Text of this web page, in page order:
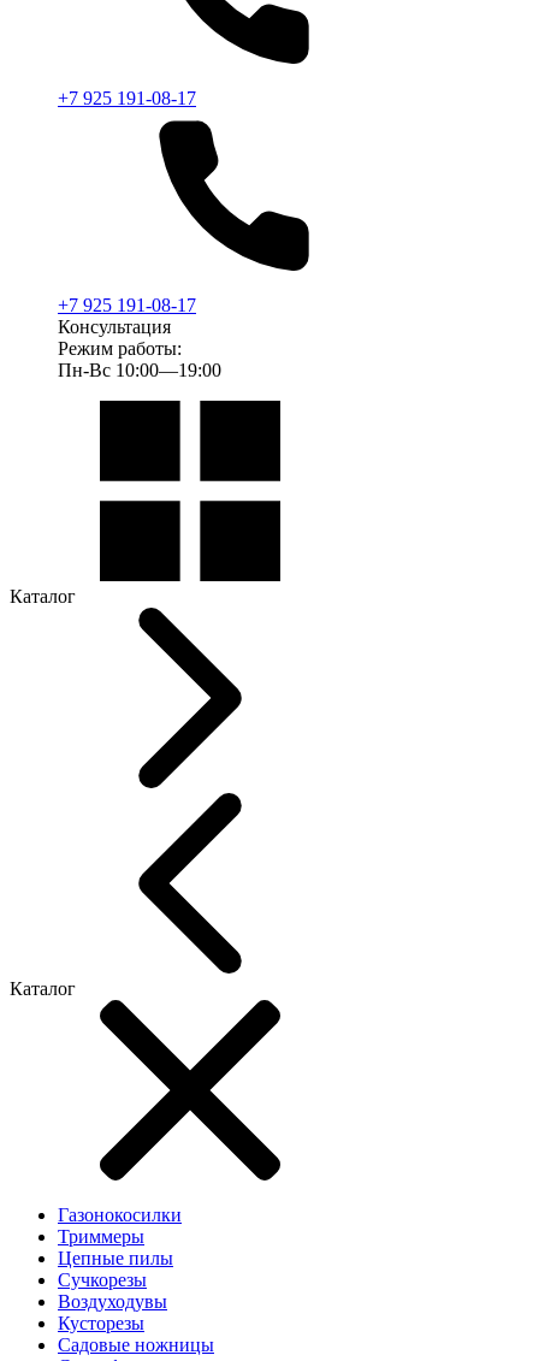
+7 925 191-08-17
+7 925 191-08-17
Консультация
Режим работы:
Пн-Вс 10:00—19:00
Каталог
Каталог
Газонокосилки
Триммеры
Цепные пилы
Cучкорезы
Воздуходувы
Кусторезы
Садовые ножницы